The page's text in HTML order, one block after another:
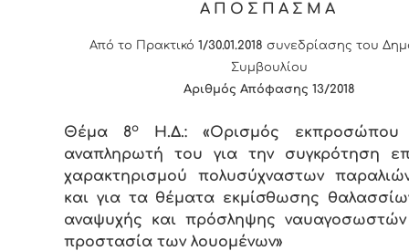
ΑΠΟΣΠΑΣΜΑ
Από το Πρακτικό1/30.01.2018 συνεδρίασης του
Συμβουλίου
Αριθμός Απόφασης 13/2018
Θέμα 8οΗ.Δ.: «Ορισμός εκπροσώπου
αναπληρωτή του για την συγκρότηση
χαρακτηρισμού πολυσύχναστων
και για τα θέματα εκμίσθωσης
αναψυχής και πρόσληψης ναυαγοσωστών
προστασία των λουομένων»